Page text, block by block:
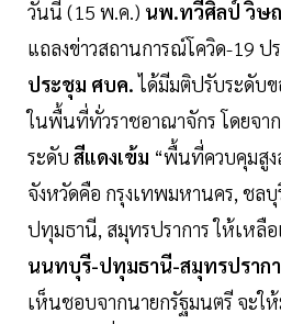
วันนี้ (15 พ.ค.) นพ.ทวีศิลป์ วิษ
แถลงข่าวสถานการณ์โควิด-19 ป
ประชุม ศบค.ได้มีมติปรับระดับ
ในพื้นที่ทั่วราชอาณาจักร โดยจา
ระดับ สีแดงเข้ม “พื้นที่ควบคุมสูง
จังหวัดคือ กรุงเทพมหานคร, ชล
ปทุมธานี, สมุทรปราการ ให้เหลือ
นนทบุรี-ปทุมธานี-สมุทรปราก
เห็นชอบจากนายกรัฐมนตรี จะให้